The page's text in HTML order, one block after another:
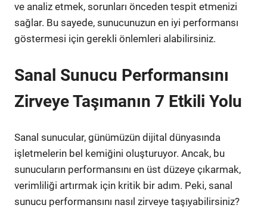
ve analiz etmek, sorunları önceden tespit etmenizi
sağlar. Bu sayede, sunucunuzun en iyi performansı
göstermesi için gerekli önlemleri alabilirsiniz.
Sanal Sunucu Performansını
Zirveye Taşımanın 7 Etkili Yolu
Sanal sunucular, günümüzün dijital dünyasında
işletmelerin bel kemiğini oluşturuyor. Ancak, bu
sunucuların performansını en üst düzeye çıkarmak,
verimliliği artırmak için kritik bir adım. Peki, sanal
sunucu performansını nasıl zirveye taşıyabilirsiniz?